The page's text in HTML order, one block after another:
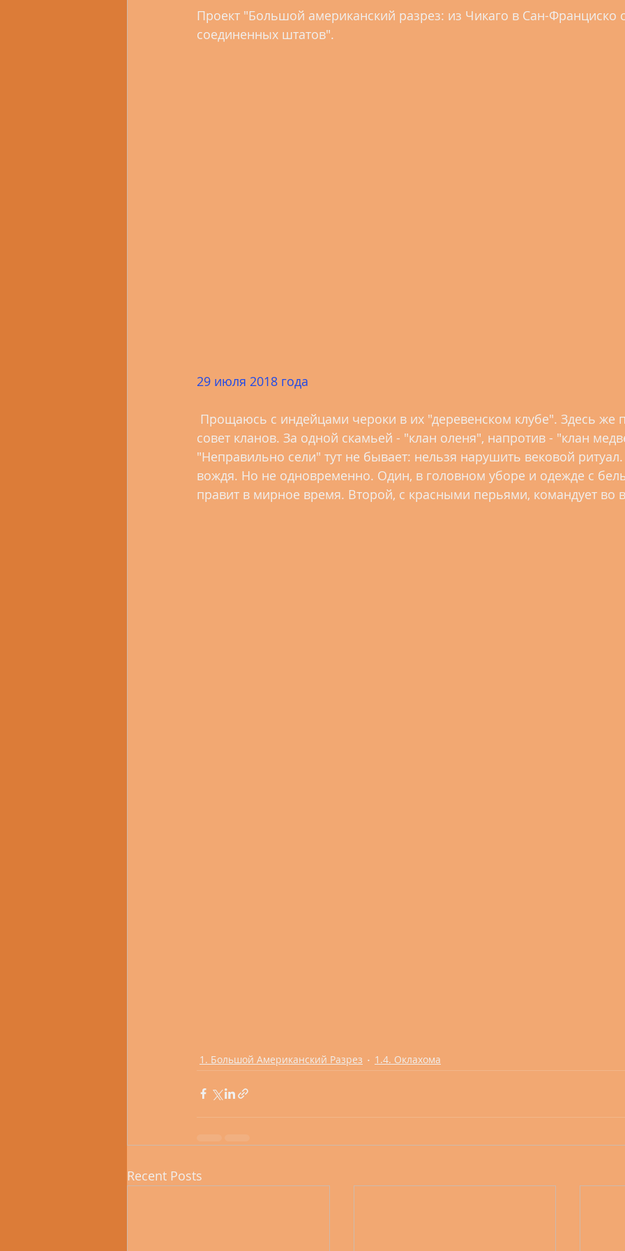
Проект "Большой американский разрез: из Чикаго в Сан-Франциско
соединенных штатов".
29 июля 2018 года
совет кланов. За одной скамьей - "клан оленя", напротив - "клан
"Неправильно сели" тут не бывает: нельзя нарушить вековой
вождя. Но не одновременно. Один, в головном уборе и одежде с
правит в мирное время. Второй, с красными перьями, командует во
1. Большой Американский Разрез 1.4. Оклахома
Recent Posts